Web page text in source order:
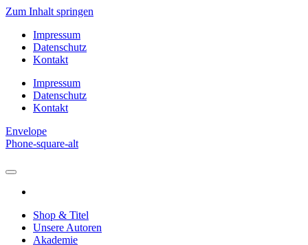
Zum Inhalt springen
Impressum
Datenschutz
Kontakt
Impressum
Datenschutz
Kontakt
Envelope
Phone-square-alt
Shop & Titel
Unsere Autoren
Akademie